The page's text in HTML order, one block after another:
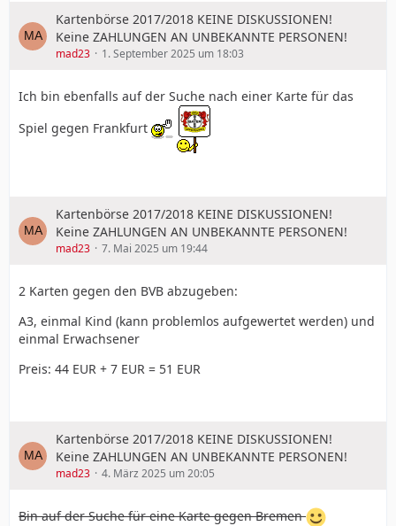
Kartenbörse 2017/2018 KEINE DISKUSSIONEN!
Keine ZAHLUNGEN AN UNBEKANNTE PERSONEN!
mad23 1. September 2025 um 18:03
Ich bin ebenfalls auf der Suche nach einer Karte für das
Spiel gegen Frankfurt
Kartenbörse 2017/2018 KEINE DISKUSSIONEN!
Keine ZAHLUNGEN AN UNBEKANNTE PERSONEN!
mad23 7. Mai 2025 um 19:44
2 Karten gegen den BVB abzugeben:
A3, einmal Kind (kann problemlos aufgewertet werden) und
einmal Erwachsener
Preis: 44 EUR + 7 EUR = 51 EUR
Kartenbörse 2017/2018 KEINE DISKUSSIONEN!
Keine ZAHLUNGEN AN UNBEKANNTE PERSONEN!
mad23 4. März 2025 um 20:05
Bin auf der Suche für eine Karte gegen Bremen